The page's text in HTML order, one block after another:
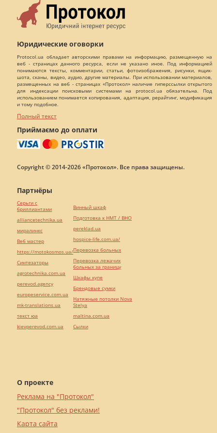
Юридические оговорки
Protocol.ua обладает авторскими правами на информацию, размещенную на
веб - страницах данного ресурса, если не указано иное. Под информацией
понимаются тексты, комментарии, статьи, фотоизображения, рисунки, ящик-
шота, сканы, видео, аудио, другие материалы. При использовании материалов,
размещенных на веб - страницах «Протокол» наличие гиперссылки открытого
для индексации поисковыми системами на protocol.ua обязательна. Под
использованием понимается копирования, адаптация, рерайтинг, модификация
и тому подобное.
Полный текст
Приймаємо до оплати
Copyright © 2014-2026 «Протокол». Все права защищены.
О проекте
Реклама на "Протокол"
"Протокол" без реклами!
Карта сайта
Партнёры
Серьги с
бриллиантами
alliancetechnika.ua
миралинкс
Веб мастер
https://motokosmos.ua/
Синтезаторы
agrotechnika.com.ua
perevod.agency
europeservice.com.ua
mk-translations.ua
текст юа
kievperevod.com.ua
Винный шкаф
Подготовка к НМТ / ВНО
pereklad.ua
hospice-life.com.ua/
Перевозка больных
Перевозка лежачих
больных за границу
Шкафы купе
Брендовые сумки
Натяжные потолки Nova
Stelya
maltina.com.ua
Cылки